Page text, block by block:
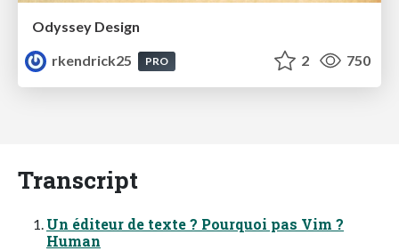
Odyssey Design
rkendrick25
PRO 2 750
Transcript
Un éditeur de texte ? Pourquoi pas Vim ?
Human